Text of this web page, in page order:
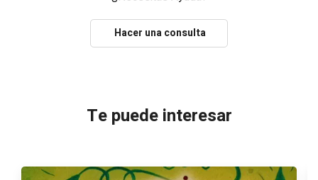
Hacer una consulta
Te puede interesar